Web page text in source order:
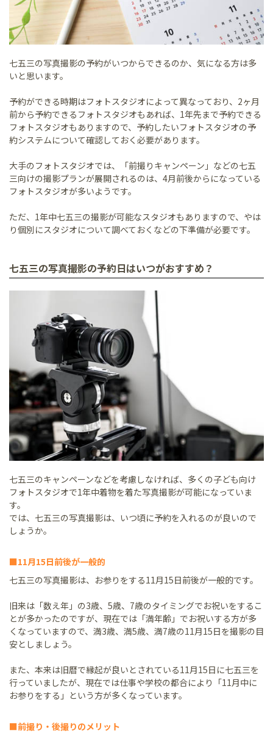
七五三の写真撮影の予約がいつからできるのか、気になる方は多
いと思います。
予約ができる時期はフォトスタジオによって異なっており、2ヶ月
前から予約できるフォトスタジオもあれば、1年先まで予約できる
フォトスタジオもありますので、予約したいフォトスタジオの予
約システムについて確認しておく必要があります。
大手のフォトスタジオでは、「前撮りキャンペーン」などの七五
三向けの撮影プランが展開されるのは、4月前後からになっている
フォトスタジオが多いようです。
ただ、1年中七五三の撮影が可能なスタジオもありますので、やは
り個別にスタジオについて調べておくなどの下準備が必要です。
七五三の写真撮影の予約日はいつがおすすめ？
七五三のキャンペーンなどを考慮しなければ、多くの子ども向け
フォトスタジオで1年中着物を着た写真撮影が可能になっていま
す。
では、七五三の写真撮影は、いつ頃に予約を入れるのが良いので
しょうか。
■11月15日前後が一般的
七五三の写真撮影は、お参りをする11月15日前後が一般的です。
旧来は「数え年」の3歳、5歳、7歳のタイミングでお祝いをするこ
とが多かったのですが、現在では「満年齢」でお祝いする方が多
くなっていますので、満3歳、満5歳、満7歳の11月15日を撮影の目
安としましょう。
また、本来は旧暦で縁起が良いとされている11月15日に七五三を
行っていましたが、現在では仕事や学校の都合により「11月中に
お参りをする」という方が多くなっています。
■前撮り・後撮りのメリット